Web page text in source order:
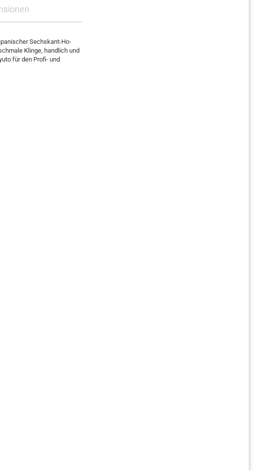
Sechskant-Ho-
Klinge, handlich und
für den Profi- und